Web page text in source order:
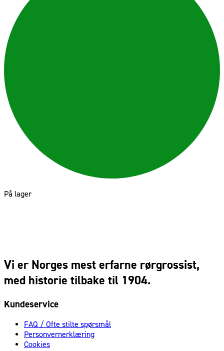
På lager
Vi er Norges mest erfarne rørgrossist,
med historie tilbake til 1904.
Kundeservice
FAQ / Ofte stilte spørsmål
Personvernerklæring
Cookies